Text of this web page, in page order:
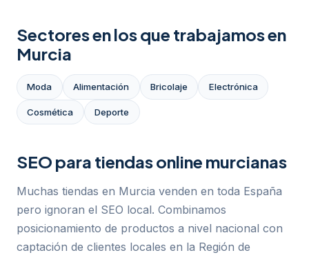
Sectores en los que trabajamos en
Murcia
Moda Alimentación Bricolaje Electrónica
Cosmética Deporte
SEO para tiendas online murcianas
Muchas tiendas en Murcia venden en toda España
pero ignoran el SEO local. Combinamos
posicionamiento de productos a nivel nacional con
captación de clientes locales en la Región de